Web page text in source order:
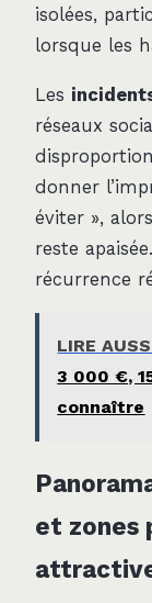
isolées,
lorsque les
Les
réseaux
donner
éviter »,
reste
récurrence
LIRE
3 000 €,
connaître
et zones